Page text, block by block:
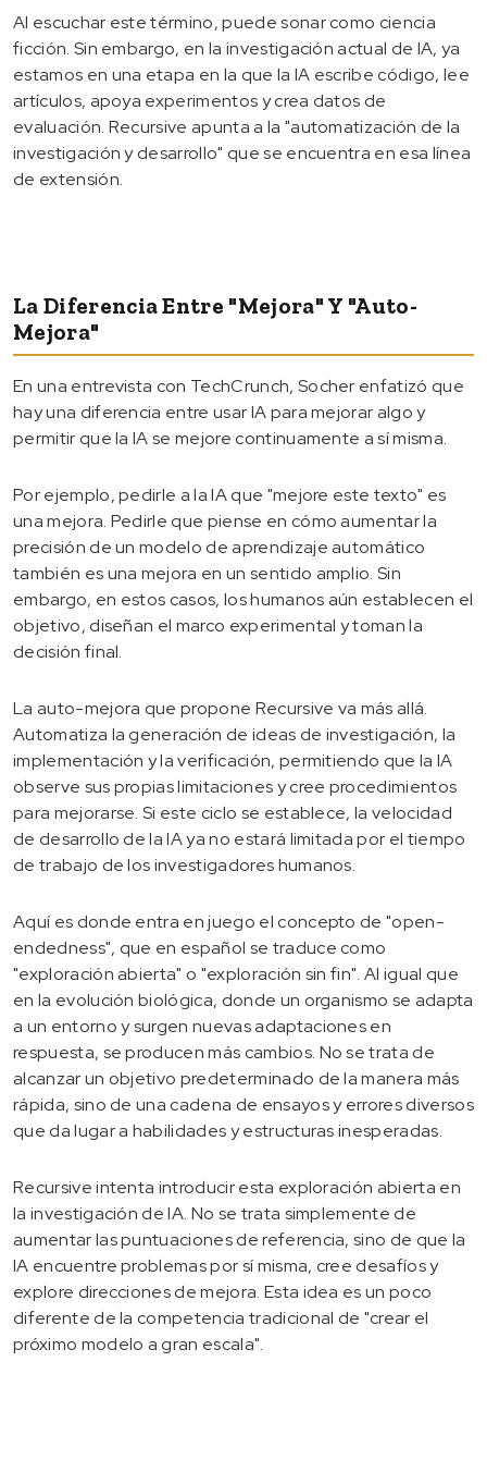
Al escuchar este término, puede sonar como ciencia
ficción. Sin embargo, en la investigación actual de IA, ya
estamos en una etapa en la que la IA escribe código, lee
artículos, apoya experimentos y crea datos de
evaluación. Recursive apunta a la "automatización de la
investigación y desarrollo" que se encuentra en esa línea
de extensión.
La Diferencia Entre "mejora" Y "auto-
Mejora"
En una entrevista con TechCrunch, Socher enfatizó que
hay una diferencia entre usar IA para mejorar algo y
permitir que la IA se mejore continuamente a sí misma.
Por ejemplo, pedirle a la IA que "mejore este texto" es
una mejora. Pedirle que piense en cómo aumentar la
precisión de un modelo de aprendizaje automático
también es una mejora en un sentido amplio. Sin
embargo, en estos casos, los humanos aún establecen el
objetivo, diseñan el marco experimental y toman la
decisión final.
La auto-mejora que propone Recursive va más allá.
Automatiza la generación de ideas de investigación, la
implementación y la verificación, permitiendo que la IA
observe sus propias limitaciones y cree procedimientos
para mejorarse. Si este ciclo se establece, la velocidad
de desarrollo de la IA ya no estará limitada por el tiempo
de trabajo de los investigadores humanos.
Aquí es donde entra en juego el concepto de "open-
endedness", que en español se traduce como
"exploración abierta" o "exploración sin fin". Al igual que
en la evolución biológica, donde un organismo se adapta
a un entorno y surgen nuevas adaptaciones en
respuesta, se producen más cambios. No se trata de
alcanzar un objetivo predeterminado de la manera más
rápida, sino de una cadena de ensayos y errores diversos
que da lugar a habilidades y estructuras inesperadas.
Recursive intenta introducir esta exploración abierta en
la investigación de IA. No se trata simplemente de
aumentar las puntuaciones de referencia, sino de que la
IA encuentre problemas por sí misma, cree desafíos y
explore direcciones de mejora. Esta idea es un poco
diferente de la competencia tradicional de "crear el
próximo modelo a gran escala".